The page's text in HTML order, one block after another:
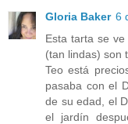
Gloria Baker 6
Esta tarta se
(tan lindas) son
Teo está
pasaba con el
de su edad, el
el jardín